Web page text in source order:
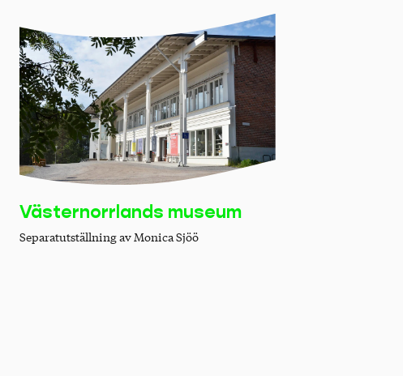
Västernorrlands museum
Separatutställning av Monica Sjöö